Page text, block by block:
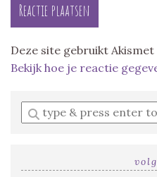
Deze site gebruikt
Bekijk hoe je reactie
Enter
a